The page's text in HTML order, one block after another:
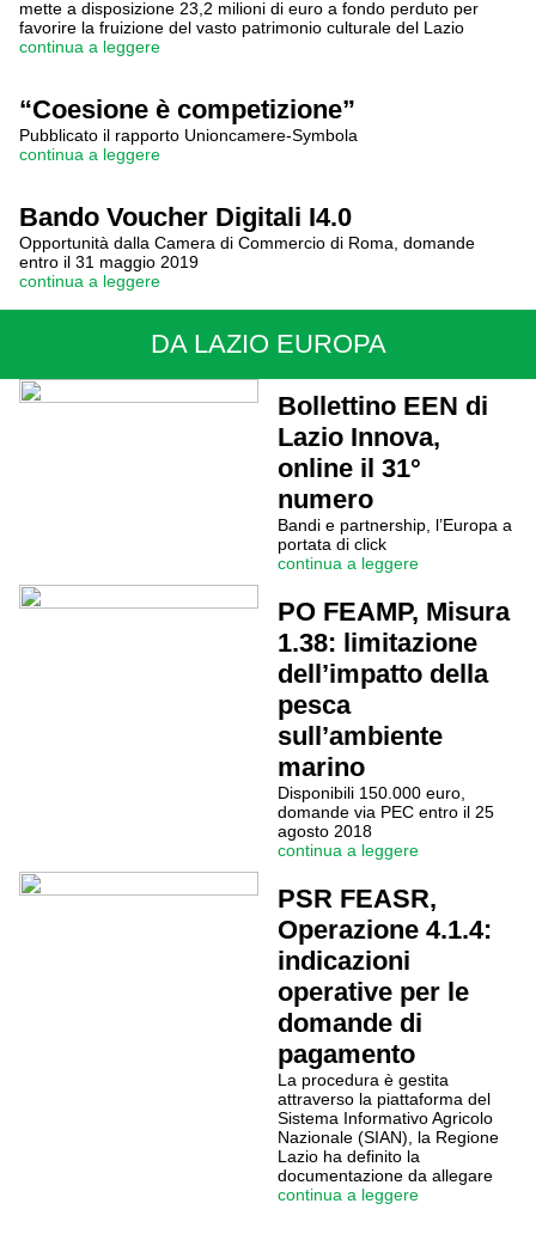
mette a disposizione 23,2 milioni di euro a fondo perduto per
favorire la fruizione del vasto patrimonio culturale del Lazio
continua a leggere
“Coesione è competizione”
Pubblicato il rapporto Unioncamere-Symbola
continua a leggere
Bando Voucher Digitali I4.0
Opportunità dalla Camera di Commercio di Roma, domande
entro il 31 maggio 2019
continua a leggere
DA LAZIO EUROPA
Bollettino EEN di
Lazio Innova,
online il 31°
numero
Bandi e partnership, l’Europa a
portata di click
continua a leggere
PO FEAMP, Misura
1.38: limitazione
dell’impatto della
pesca
sull’ambiente
marino
Disponibili 150.000 euro,
domande via PEC entro il 25
agosto 2018
continua a leggere
PSR FEASR,
Operazione 4.1.4:
indicazioni
operative per le
domande di
pagamento
La procedura è gestita
attraverso la piattaforma del
Sistema Informativo Agricolo
Nazionale (SIAN), la Regione
Lazio ha definito la
documentazione da allegare
continua a leggere